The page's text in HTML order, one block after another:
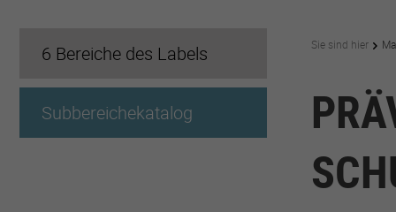
6 Bereiche des Labels
Subbereichekatalog
Sie sind hier